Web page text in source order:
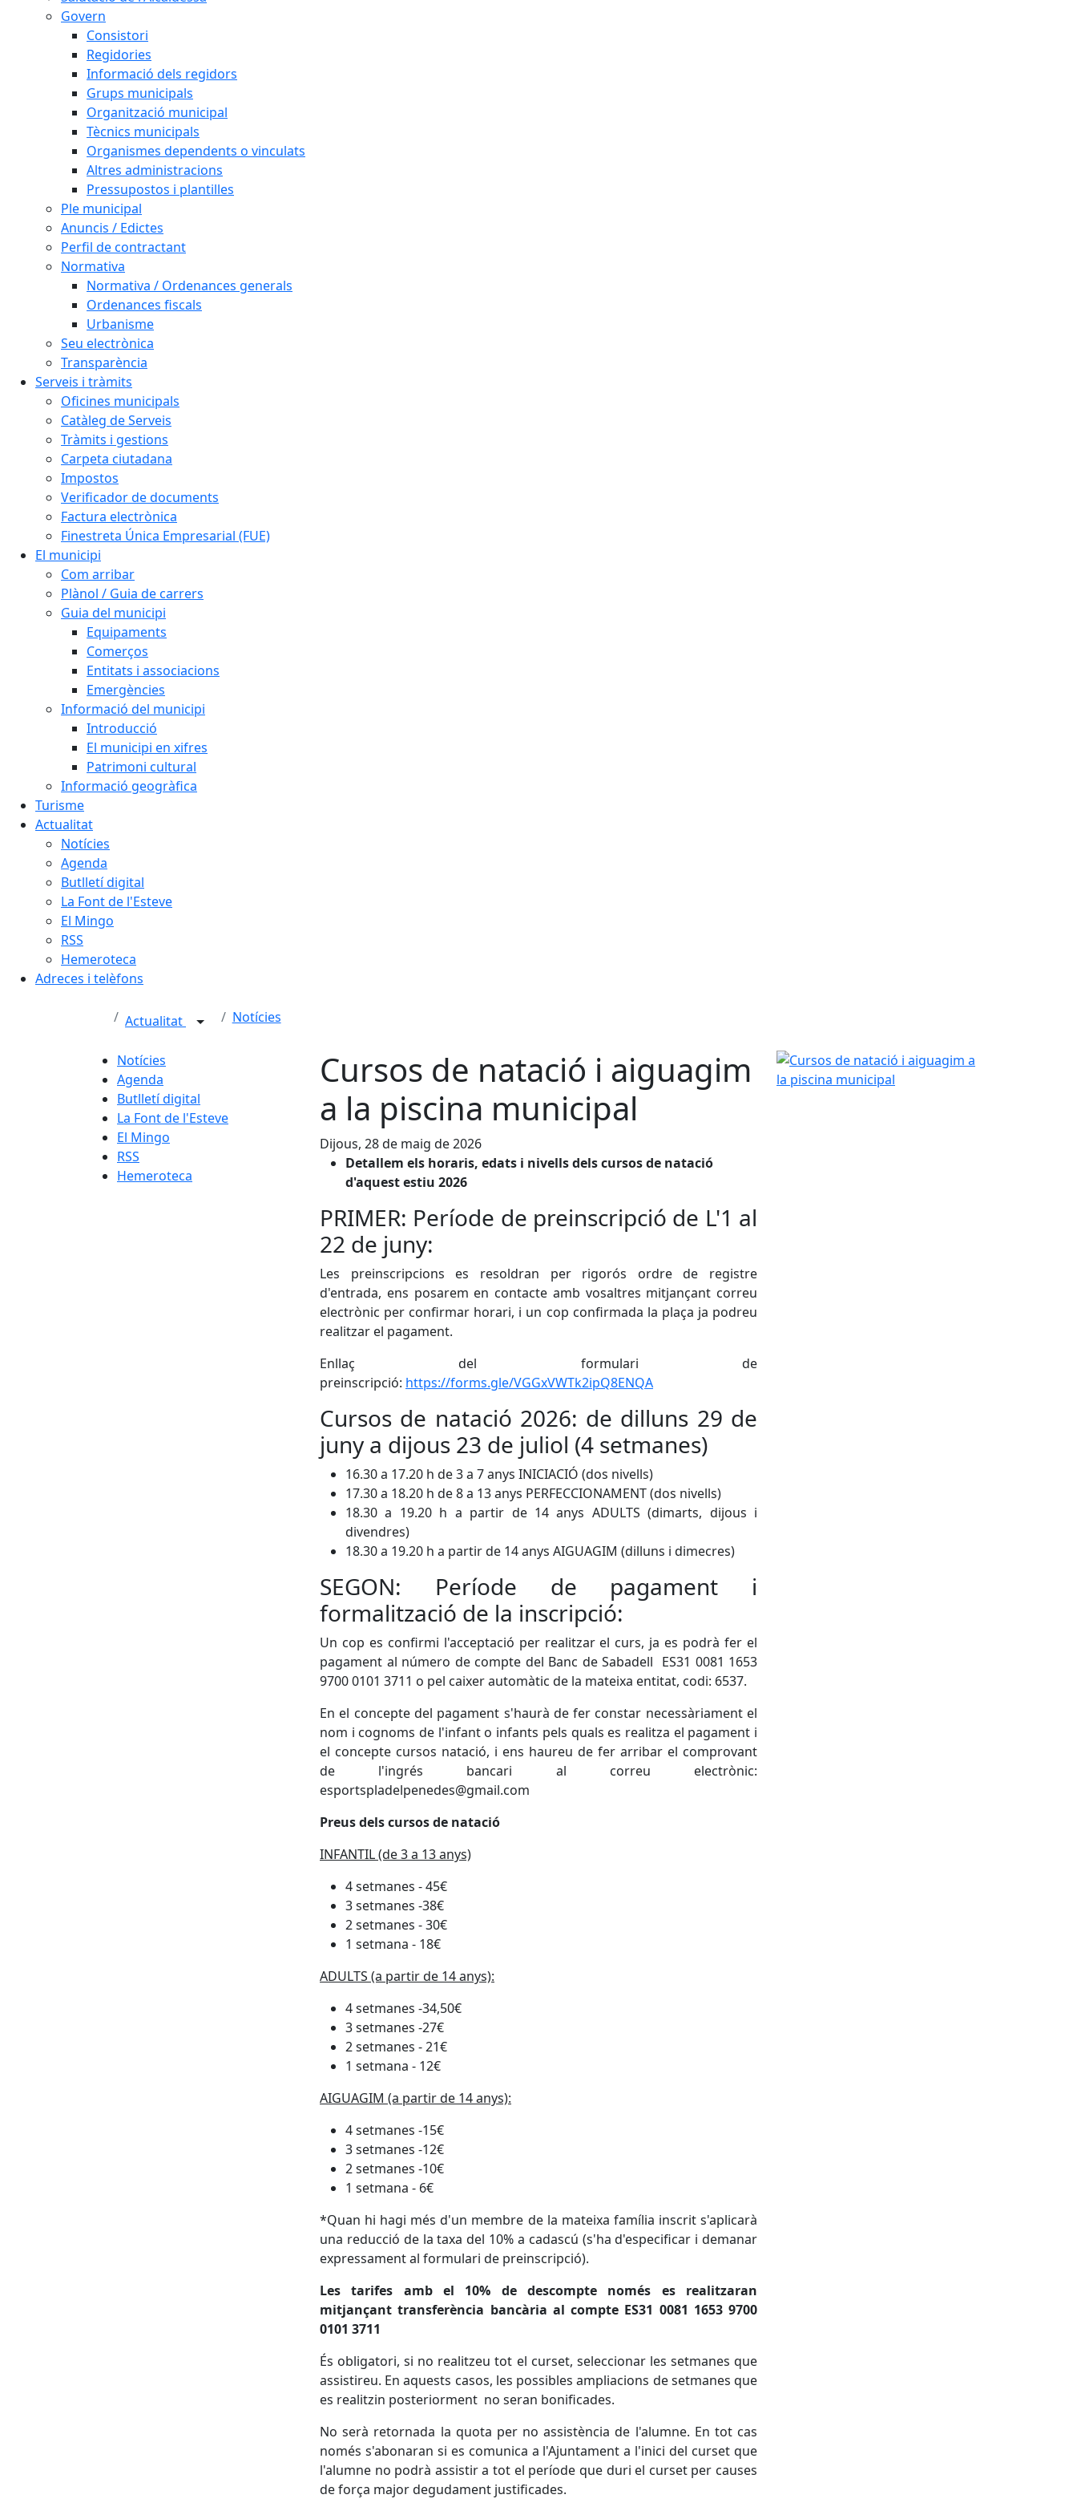
Govern
Consistori
Regidories
Informació dels regidors
Grups municipals
Organització municipal
Tècnics municipals
Organismes dependents o vinculats
Altres administracions
Pressupostos i plantilles
Ple municipal
Anuncis / Edictes
Perfil de contractant
Normativa
Normativa / Ordenances generals
Ordenances fiscals
Urbanisme
Seu electrònica
Transparència
Serveis i tràmits
Oficines municipals
Catàleg de Serveis
Tràmits i gestions
Carpeta ciutadana
Impostos
Verificador de documents
Factura electrònica
Finestreta Única Empresarial (FUE)
El municipi
Com arribar
Plànol / Guia de carrers
Guia del municipi
Equipaments
Comerços
Entitats i associacions
Emergències
Informació del municipi
Introducció
El municipi en xifres
Patrimoni cultural
Informació geogràfica
Turisme
Actualitat
Notícies
Agenda
Butlletí digital
La Font de l'Esteve
El Mingo
RSS
Hemeroteca
Adreces i telèfons
Actualitat Notícies
Notícies
Agenda
Butlletí digital
La Font de l'Esteve
El Mingo
RSS
Hemeroteca
Cursos de natació i aiguagim
a la piscina municipal
Dijous, 28 de maig de 2026
Detallem els horaris, edats i nivells dels cursos de natació
d'aquest estiu 2026
PRIMER: Període de preinscripció de L'1 al
22 de juny:
Les preinscripcions es resoldran per rigorós ordre de registre
d'entrada, ens posarem en contacte amb vosaltres mitjançant correu
electrònic per confirmar horari, i un cop confirmada la plaça ja podreu
realitzar el pagament.
Enllaç del formulari de
preinscripció: https://forms.gle/VGGxVWTk2ipQ8ENQA
Cursos de natació 2026: de dilluns 29 de
juny a dijous 23 de juliol (4 setmanes)
16.30 a 17.20 h de 3 a 7 anys INICIACIÓ (dos nivells)
17.30 a 18.20 h de 8 a 13 anys PERFECCIONAMENT (dos nivells)
18.30 a 19.20 h a partir de 14 anys ADULTS (dimarts, dijous i
divendres)
18.30 a 19.20 h a partir de 14 anys AIGUAGIM (dilluns i dimecres)
SEGON: Període de pagament i
formalització de la inscripció:
Un cop es confirmi l'acceptació per realitzar el curs, ja es podrà fer el
pagament al número de compte del Banc de Sabadell ES31 0081 1653
9700 0101 3711 o pel caixer automàtic de la mateixa entitat, codi: 6537.
En el concepte del pagament s'haurà de fer constar necessàriament el
nom i cognoms de l'infant o infants pels quals es realitza el pagament i
el concepte cursos natació, i ens haureu de fer arribar el comprovant
de l'ingrés bancari al correu electrònic:
esportspladelpenedes@gmail.com
Preus dels cursos de natació
INFANTIL (de 3 a 13 anys)
4 setmanes - 45€
3 setmanes -38€
2 setmanes - 30€
1 setmana - 18€
ADULTS (a partir de 14 anys):
4 setmanes -34,50€
3 setmanes -27€
2 setmanes - 21€
1 setmana - 12€
AIGUAGIM (a partir de 14 anys):
4 setmanes -15€
3 setmanes -12€
2 setmanes -10€
1 setmana - 6€
*Quan hi hagi més d'un membre de la mateixa família inscrit s'aplicarà
una reducció de la taxa del 10% a cadascú (s'ha d'especificar i demanar
expressament al formulari de preinscripció).
Les tarifes amb el 10% de descompte només es realitzaran
mitjançant transferència bancària al compte ES31 0081 1653 9700
0101 3711
És obligatori, si no realitzeu tot el curset, seleccionar les setmanes que
assistireu. En aquests casos, les possibles ampliacions de setmanes que
es realitzin posteriorment no seran bonificades.
No serà retornada la quota per no assistència de l'alumne. En tot cas
només s'abonaran si es comunica a l'Ajuntament a l'inici del curset que
l'alumne no podrà assistir a tot el període que duri el curset per causes
de força major degudament justificades.
Cursos de natació i aiguagim a la piscina